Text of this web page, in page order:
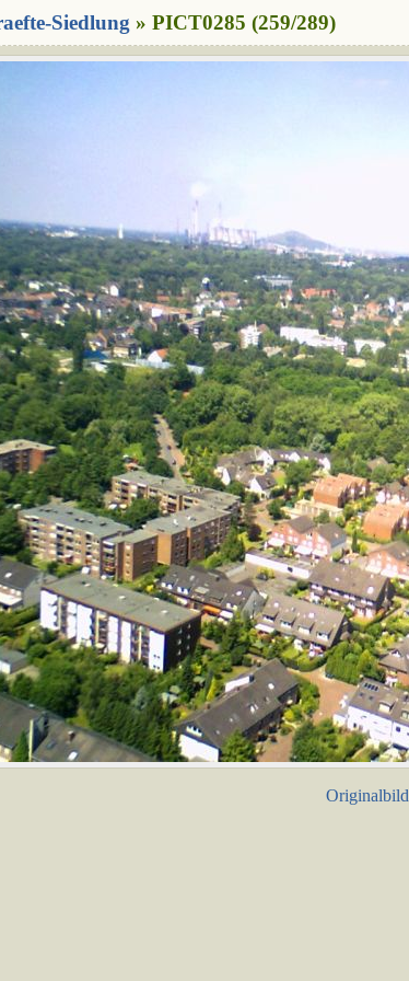
Siedlung » PICT0285 (259/289)
Originalbild